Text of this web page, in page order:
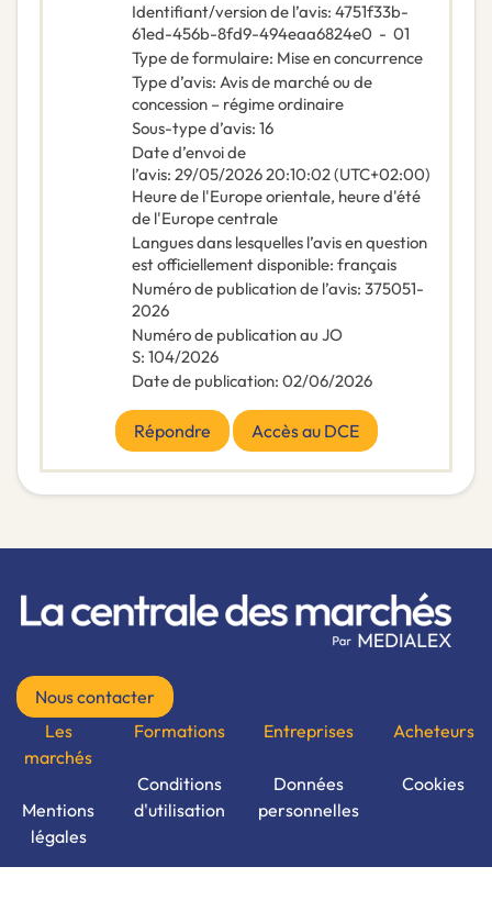
Identifiant/version de l’avis: 4751f33b-
61ed-456b-8fd9-494eaa6824e0 - 01
Type de formulaire: Mise en concurrence
Type d’avis: Avis de marché ou de
concession – régime ordinaire
Sous-type d’avis: 16
Date d’envoi de
l’avis: 29/05/202620:10:02 (UTC+02:00)
Heure de l'Europe orientale, heure d'été
de l'Europe centrale
Langues dans lesquelles l’avis en question
est officiellement disponible: français
Numéro de publication de l’avis: 375051-
2026
Numéro de publication au JO
S: 104/2026
Date de publication: 02/06/2026
Répondre Accès au DCE
Nous contacter
Les
marchés
Mentions
légales
Formations
Conditions
d'utilisation
Entreprises
Données
personnelles
Acheteurs
Cookies